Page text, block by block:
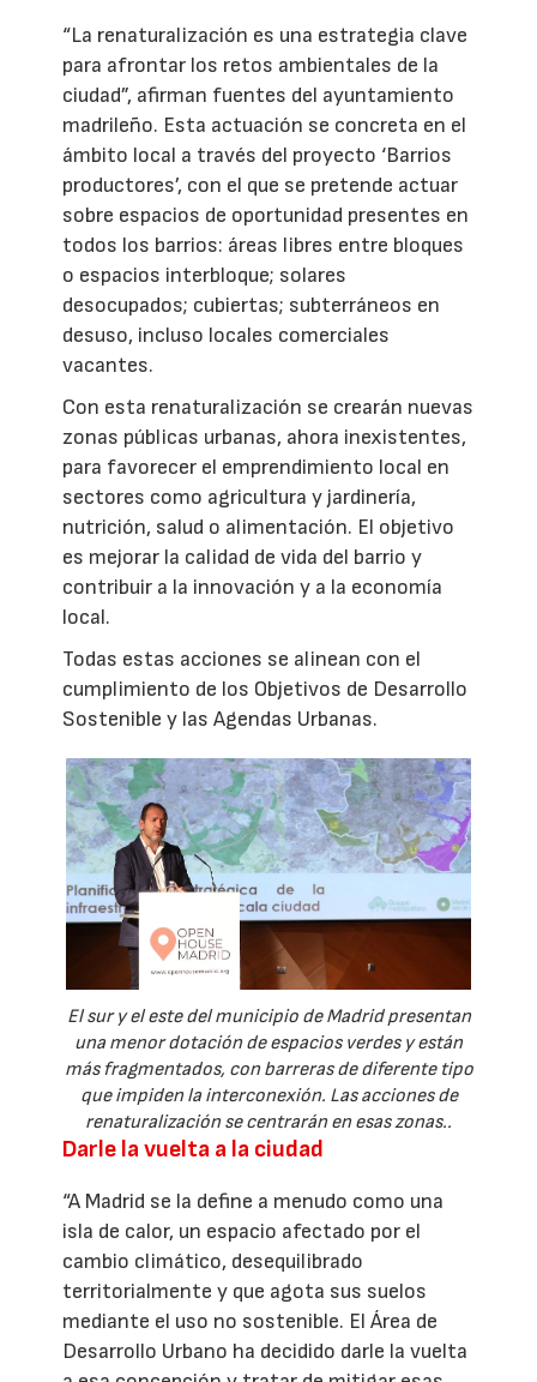
“La renaturalización es una estrategia clave
para afrontar los retos ambientales de la
ciudad”, afirman fuentes del ayuntamiento
madrileño. Esta actuación se concreta en el
ámbito local a través del proyecto ‘Barrios
productores’, con el que se pretende actuar
sobre espacios de oportunidad presentes en
todos los barrios: áreas libres entre bloques
o espacios interbloque; solares
desocupados; cubiertas; subterráneos en
desuso, incluso locales comerciales
vacantes.
Con esta renaturalización se crearán nuevas
zonas públicas urbanas, ahora inexistentes,
para favorecer el emprendimiento local en
sectores como agricultura y jardinería,
nutrición, salud o alimentación. El objetivo
es mejorar la calidad de vida del barrio y
contribuir a la innovación y a la economía
local.
Todas estas acciones se alinean con el
cumplimiento de los Objetivos de Desarrollo
Sostenible y las Agendas Urbanas.
El sur y el este del municipio de Madrid presentan
una menor dotación de espacios verdes y están
más fragmentados, con barreras de diferente tipo
que impiden la interconexión. Las acciones de
renaturalización se centrarán en esas zonas..
Darle la vuelta a la ciudad
“A Madrid se la define a menudo como una
isla de calor, un espacio afectado por el
cambio climático, desequilibrado
territorialmente y que agota sus suelos
mediante el uso no sostenible. El Área de
Desarrollo Urbano ha decidido darle la vuelta